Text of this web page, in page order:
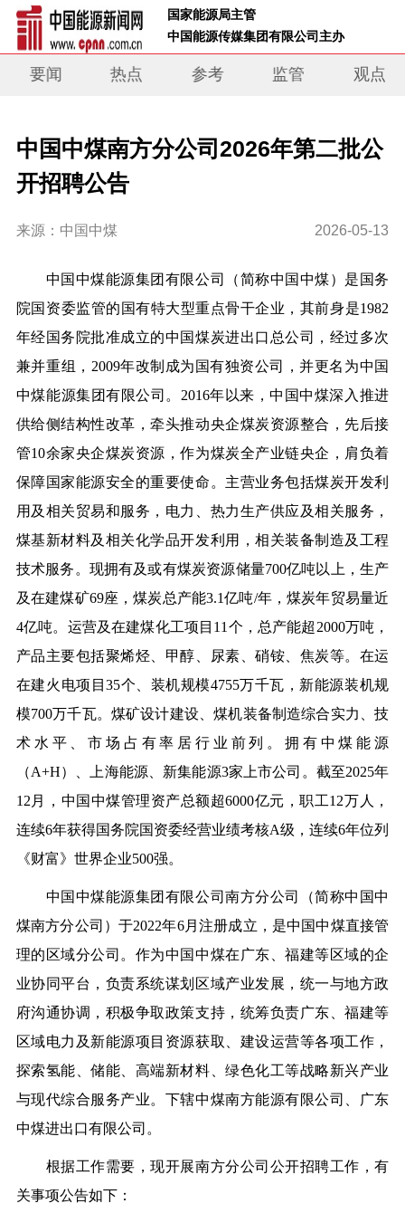
国家能源局主管
中国能源传媒集团有限公司主办
要闻 热点 参考 监管 观点
中国中煤南方分公司2026年第二批公
开招聘公告
来源：中国中煤 2026-05-13
中国中煤能源集团有限公司（简称中国中煤）是国务
院国资委监管的国有特大型重点骨干企业，其前身是1982
年经国务院批准成立的中国煤炭进出口总公司，经过多次
兼并重组，2009年改制成为国有独资公司，并更名为中国
中煤能源集团有限公司。2016年以来，中国中煤深入推进
供给侧结构性改革，牵头推动央企煤炭资源整合，先后接
管10余家央企煤炭资源，作为煤炭全产业链央企，肩负着
保障国家能源安全的重要使命。主营业务包括煤炭开发利
用及相关贸易和服务，电力、热力生产供应及相关服务，
煤基新材料及相关化学品开发利用，相关装备制造及工程
技术服务。现拥有及或有煤炭资源储量700亿吨以上，生产
及在建煤矿69座，煤炭总产能3.1亿吨/年，煤炭年贸易量近
4亿吨。运营及在建煤化工项目11个，总产能超2000万吨，
产品主要包括聚烯烃、甲醇、尿素、硝铵、焦炭等。在运
在建火电项目35个、装机规模4755万千瓦，新能源装机规
模700万千瓦。煤矿设计建设、煤机装备制造综合实力、技
术水平、市场占有率居行业前列。拥有中煤能源
（A+H）、上海能源、新集能源3家上市公司。截至2025年
12月，中国中煤管理资产总额超6000亿元，职工12万人，
连续6年获得国务院国资委经营业绩考核A级，连续6年位列
《财富》世界企业500强。
中国中煤能源集团有限公司南方分公司（简称中国中
煤南方分公司）于2022年6月注册成立，是中国中煤直接管
理的区域分公司。作为中国中煤在广东、福建等区域的企
业协同平台，负责系统谋划区域产业发展，统一与地方政
府沟通协调，积极争取政策支持，统筹负责广东、福建等
区域电力及新能源项目资源获取、建设运营等各项工作，
探索氢能、储能、高端新材料、绿色化工等战略新兴产业
与现代综合服务产业。下辖中煤南方能源有限公司、广东
中煤进出口有限公司。
根据工作需要，现开展南方分公司公开招聘工作，有
关事项公告如下：